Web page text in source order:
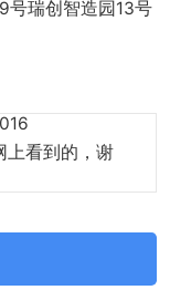
号瑞创智造园13号
上看到的，谢